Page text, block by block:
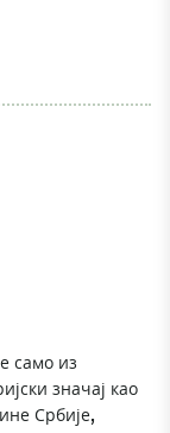
само из
значај као
Србије,